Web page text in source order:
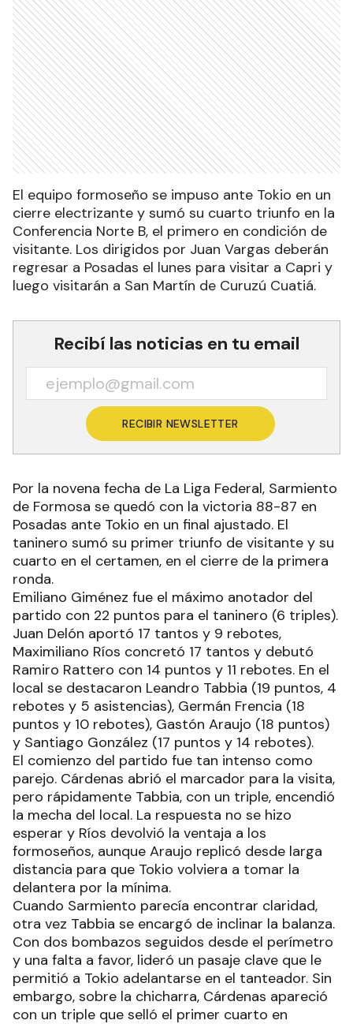
El equipo formoseño se impuso ante Tokio en un
cierre electrizante y sumó su cuarto triunfo en la
Conferencia Norte B, el primero en condición de
visitante. Los dirigidos por Juan Vargas deberán
regresar a Posadas el lunes para visitar a Capri y
luego visitarán a San Martín de Curuzú Cuatiá.
Recibí las noticias en tu email
RECIBIR NEWSLETTER
Por la novena fecha de La Liga Federal, Sarmiento
de Formosa se quedó con la victoria 88-87 en
Posadas ante Tokio en un final ajustado. El
taninero sumó su primer triunfo de visitante y su
cuarto en el certamen, en el cierre de la primera
ronda.
Emiliano Giménez fue el máximo anotador del
partido con 22 puntos para el taninero (6 triples).
Juan Delón aportó 17 tantos y 9 rebotes,
Maximiliano Ríos concretó 17 tantos y debutó
Ramiro Rattero con 14 puntos y 11 rebotes. En el
local se destacaron Leandro Tabbia (19 puntos, 4
rebotes y 5 asistencias), Germán Frencia (18
puntos y 10 rebotes), Gastón Araujo (18 puntos)
y Santiago González (17 puntos y 14 rebotes).
El comienzo del partido fue tan intenso como
parejo. Cárdenas abrió el marcador para la visita,
pero rápidamente Tabbia, con un triple, encendió
la mecha del local. La respuesta no se hizo
esperar y Ríos devolvió la ventaja a los
formoseños, aunque Araujo replicó desde larga
distancia para que Tokio volviera a tomar la
delantera por la mínima.
Cuando Sarmiento parecía encontrar claridad,
otra vez Tabbia se encargó de inclinar la balanza.
Con dos bombazos seguidos desde el perímetro
y una falta a favor, lideró un pasaje clave que le
permitió a Tokio adelantarse en el tanteador. Sin
embargo, sobre la chicharra, Cárdenas apareció
con un triple que selló el primer cuarto en